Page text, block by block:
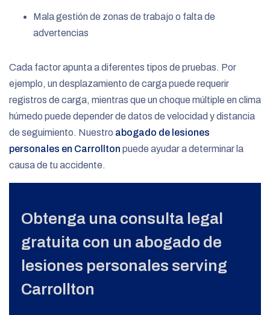
Mala gestión de zonas de trabajo o falta de
advertencias
Cada factor apunta a diferentes tipos de pruebas. Por
ejemplo, un desplazamiento de carga puede requerir
registros de carga, mientras que un choque múltiple en clima
húmedo puede depender de datos de velocidad y distancia
de seguimiento. Nuestro abogado de lesiones
personales en Carrollton puede ayudar a determinar la
causa de tu accidente.
Obtenga una consulta legal
gratuita con un abogado de
lesiones personales serving
Carrollton